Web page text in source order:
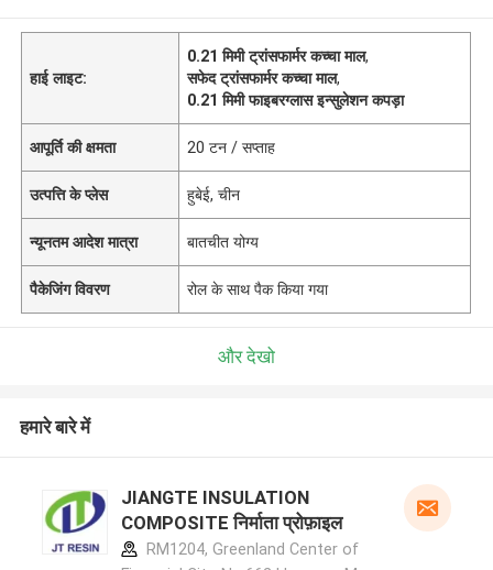
हाई लाइट:
0.21 मिमी ट्रांसफार्मर कच्चा माल,
सफेद ट्रांसफार्मर कच्चा माल,
0.21 मिमी फाइबरग्लास इन्सुलेशन कपड़ा
आपूर्ति की क्षमता 20 टन / सप्ताह
उत्पत्ति के प्लेस हुबेई, चीन
न्यूनतम आदेश मात्रा बातचीत योग्य
पैकेजिंग विवरण रोल के साथ पैक किया गया
और देखो
हमारे बारे में
JIANGTE INSULATION
COMPOSITE निर्माता प्रोफ़ाइल
RM1204, Greenland Center of